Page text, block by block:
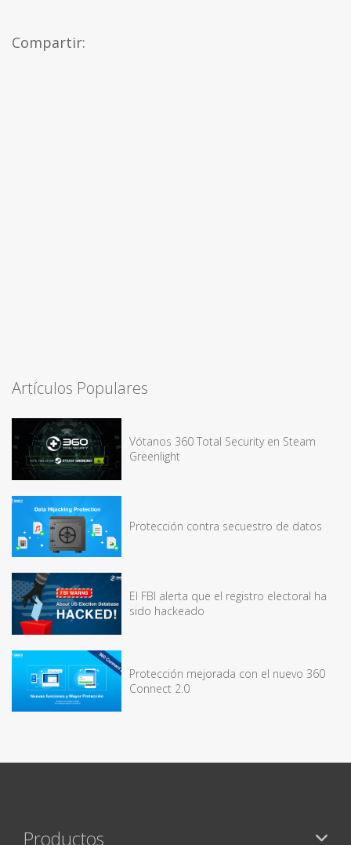
Compartir:
Artículos Populares
Vótanos 360 Total Security en Steam
Greenlight
Protección contra secuestro de datos
El FBI alerta que el registro electoral ha
sido hackeado
Protección mejorada con el nuevo 360
Connect 2.0
Productos